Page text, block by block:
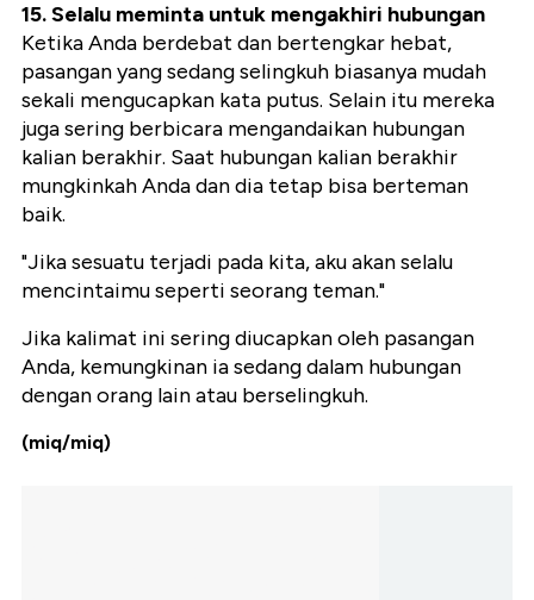
15. Selalu meminta untuk mengakhiri hubungan
Ketika Anda berdebat dan bertengkar hebat,
pasangan yang sedang selingkuh biasanya mudah
sekali mengucapkan kata putus. Selain itu mereka
juga sering berbicara mengandaikan hubungan
kalian berakhir. Saat hubungan kalian berakhir
mungkinkah Anda dan dia tetap bisa berteman
baik.
"Jika sesuatu terjadi pada kita, aku akan selalu
mencintaimu seperti seorang teman."
Jika kalimat ini sering diucapkan oleh pasangan
Anda, kemungkinan ia sedang dalam hubungan
dengan orang lain atau berselingkuh.
(miq/miq)